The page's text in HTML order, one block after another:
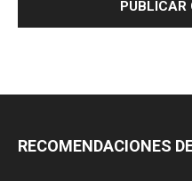
RECOMENDACIONES